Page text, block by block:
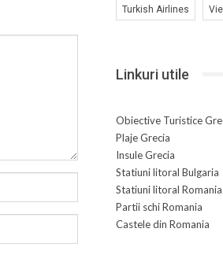
Turkish Airlines
Linkuri utile
Obiective Turistice
Plaje Grecia
Insule Grecia
Statiuni litoral Bulgaria
Statiuni litoral Romania
Partii schi Romania
Castele din Romania